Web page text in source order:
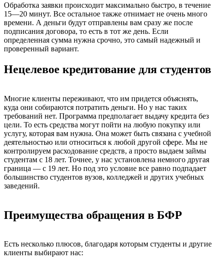
Обработка заявки происходит максимально быстро, в течение
15—20 минут. Все остальное также отнимает не очень много
времени. А деньги будут отправлены вам сразу же после
подписания договора, то есть в тот же день. Если
определенная сумма нужна срочно, это самый надежный и
проверенный вариант.
Нецелевое кредитование для студентов
Многие клиенты переживают, что им придется объяснять,
куда они собираются потратить деньги. Но у нас таких
требований нет. Программа предполагает выдачу кредита без
цели. То есть средства могут пойти на любую покупку или
услугу, которая вам нужна. Она может быть связана с учебной
деятельностью или относиться к любой другой сфере. Мы не
контролируем расходование средств, а просто выдаем займы
студентам с 18 лет. Точнее, у нас установлена немного другая
граница — с 19 лет. Но под это условие все равно подпадает
большинство студентов вузов, колледжей и других учебных
заведений.
Преимущества обращения в БФР
Есть несколько плюсов, благодаря которым студенты и другие
клиенты выбирают нас: